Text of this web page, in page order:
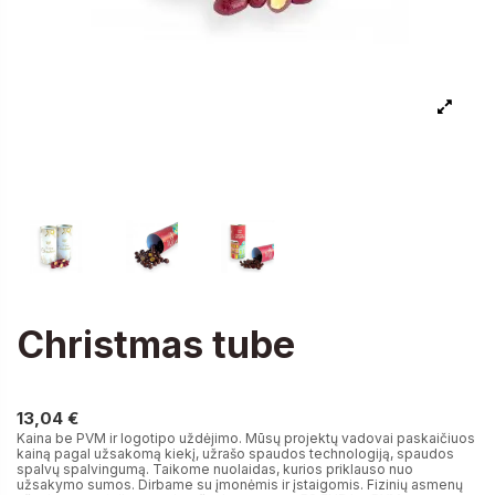
Christmas tube
13,04 €
Kaina be PVM ir logotipo uždėjimo. Mūsų projektų vadovai paskaičiuos
kainą pagal užsakomą kiekį, užrašo spaudos technologiją, spaudos
spalvų spalvingumą. Taikome nuolaidas, kurios priklauso nuo
užsakymo sumos. Dirbame su įmonėmis ir įstaigomis. Fizinių asmenų